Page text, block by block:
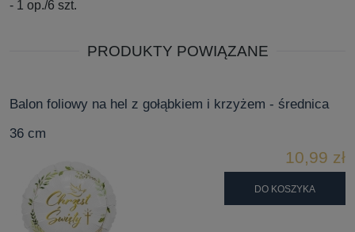
- 1 op./6 szt.
PRODUKTY POWIĄZANE
Balon foliowy na hel z gołąbkiem i krzyżem - średnica
36 cm
10,99 zł
DO KOSZYKA